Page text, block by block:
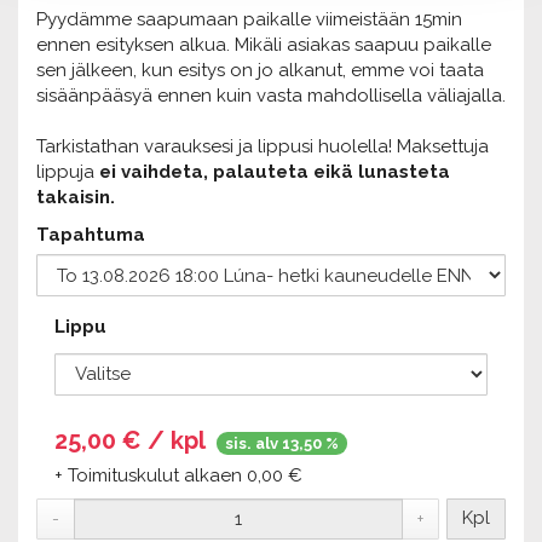
Pyydämme saapumaan paikalle viimeistään 15min
ennen esityksen alkua. Mikäli asiakas saapuu paikalle
sen jälkeen, kun esitys on jo alkanut, emme voi taata
sisäänpääsyä ennen kuin vasta mahdollisella väliajalla.
Tarkistathan varauksesi ja lippusi huolella! Maksettuja
lippuja ei vaihdeta, palauteta eikä lunasteta
takaisin.
Tapahtuma
Lippu
25,00 € / kpl sis. alv 13,50 %
+ Toimituskulut alkaen 0,00 €
- + Kpl